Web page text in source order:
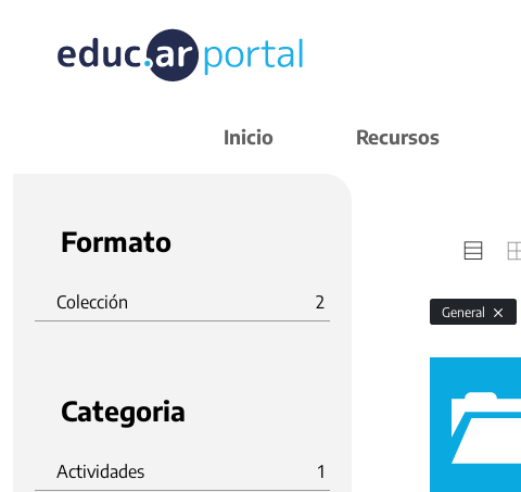
Inicio Recursos
Formato
Colección 2
Categoria
Actividades
1
General